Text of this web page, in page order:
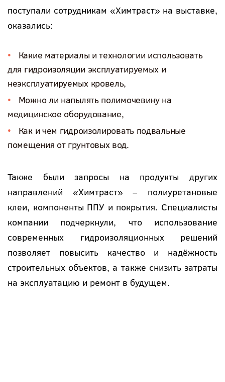
поступали сотрудникам «Химтраст» на выставке,
оказались:
Какие материалы и технологии использовать
для гидроизоляции эксплуатируемых и
неэксплуатируемых кровель,
Можно ли напылять полимочевину на
медицинское оборудование,
Как и чем гидроизолировать подвальные
помещения от грунтовых вод.
Также были запросы на продукты других
направлений «Химтраст» – полиуретановые
клеи, компоненты ППУ и покрытия. Специалисты
компании подчеркнули, что использование
современных гидроизоляционных решений
позволяет повысить качество и надёжность
строительных объектов, а также снизить затраты
на эксплуатацию и ремонт в будущем.